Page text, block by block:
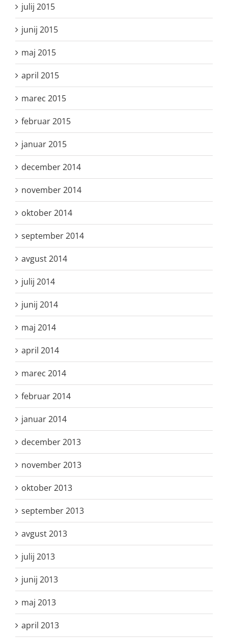
julij 2015
junij 2015
maj 2015
april 2015
marec 2015
februar 2015
januar 2015
december 2014
november 2014
oktober 2014
september 2014
avgust 2014
julij 2014
junij 2014
maj 2014
april 2014
marec 2014
februar 2014
januar 2014
december 2013
november 2013
oktober 2013
september 2013
avgust 2013
julij 2013
junij 2013
maj 2013
april 2013